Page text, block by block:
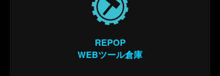
REPOP
WEBツール倉庫